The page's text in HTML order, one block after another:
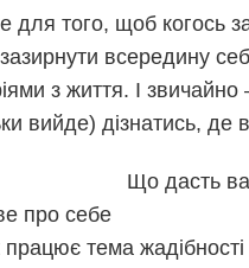
для того, щоб когось
всередину
з життя. І
вийде) дізнатись, де
Що дасть
про себе
працює тема жадібності